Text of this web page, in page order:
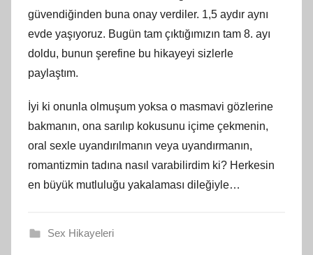
güvendiğinden buna onay verdiler. 1,5 aydır aynı
evde yaşıyoruz. Bugün tam çıktığımızın tam 8. ayı
doldu, bunun şerefine bu hikayeyi sizlerle
paylaştım.
İyi ki onunla olmuşum yoksa o masmavi gözlerine
bakmanın, ona sarılıp kokusunu içime çekmenin,
oral sexle uyandırılmanın veya uyandırmanın,
romantizmin tadına nasıl varabilirdim ki? Herkesin
en büyük mutluluğu yakalaması dileğiyle…
Sex Hikayeleri